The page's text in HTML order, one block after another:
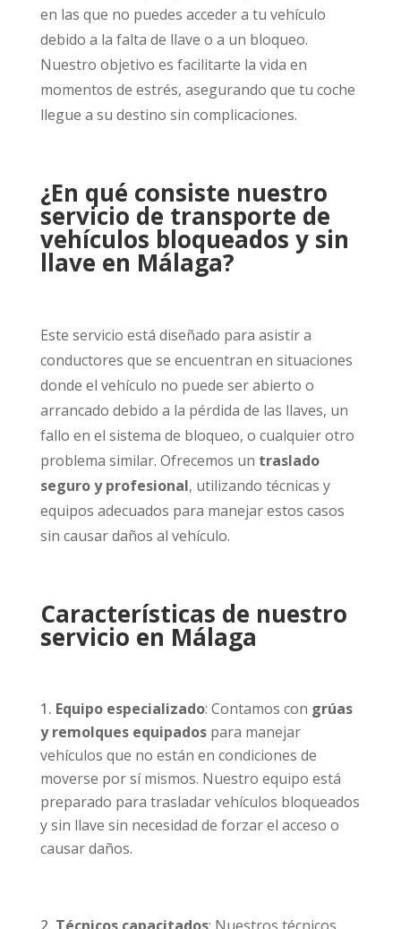
en las que no puedes acceder a tu vehículo
debido a la falta de llave o a un bloqueo.
Nuestro objetivo es facilitarte la vida en
momentos de estrés, asegurando que tu coche
llegue a su destino sin complicaciones.
¿En qué consiste nuestro
servicio de transporte de
vehículos bloqueados y sin
llave en Málaga?
Este servicio está diseñado para asistir a
conductores que se encuentran en situaciones
donde el vehículo no puede ser abierto o
arrancado debido a la pérdida de las llaves, un
fallo en el sistema de bloqueo, o cualquier otro
problema similar. Ofrecemos un traslado
seguro y profesional, utilizando técnicas y
equipos adecuados para manejar estos casos
sin causar daños al vehículo.
Características de nuestro
servicio en Málaga
Equipo especializado: Contamos con grúas
y remolques equipadospara manejar
vehículos que no están en condiciones de
moverse por sí mismos. Nuestro equipo está
preparado para trasladar vehículos bloqueados
y sin llave sin necesidad de forzar el acceso o
causar daños.